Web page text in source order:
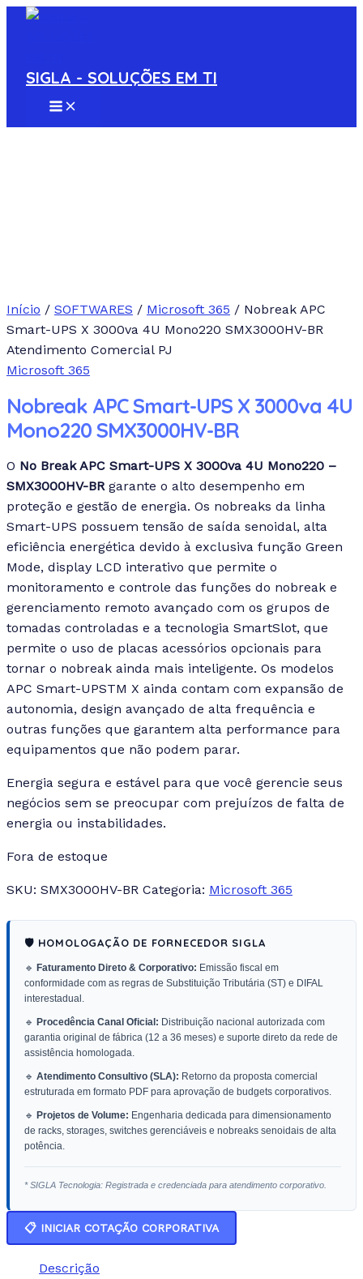
Ir
conteúdo
SIGLA - SOLUÇÕES EM TI
MAIN
Início / SOFTWARES / Microsoft 365 / Nobreak APC
Smart-UPS X 3000va 4U Mono220 SMX3000HV-BR
Atendimento Comercial PJ
Microsoft 365
Nobreak APC Smart-UPS X 3000va 4U
Mono220 SMX3000HV-BR
O No Break APC Smart-UPS X 3000va 4U Mono220 –
SMX3000HV-BR garante o alto desempenho em
proteção e gestão de energia. Os nobreaks da linha
Smart-UPS possuem tensão de saída senoidal, alta
eficiência energética devido à exclusiva função Green
Mode, display LCD interativo que permite o
monitoramento e controle das funções do nobreak e
gerenciamento remoto avançado com os grupos de
tomadas controladas e a tecnologia SmartSlot, que
permite o uso de placas acessórios opcionais para
tornar o nobreak ainda mais inteligente. Os modelos
APC Smart-UPSTM X ainda contam com expansão de
autonomia, design avançado de alta frequência e
outras funções que garantem alta performance para
equipamentos que não podem parar.
Energia segura e estável para que você gerencie seus
negócios sem se preocupar com prejuízos de falta de
energia ou instabilidades.
Fora de estoque
SKU: SMX3000HV-BR Categoria: Microsoft 365
🛡️ HOMOLOGAÇÃO DE FORNECEDOR SIGLA
🔹 Faturamento Direto & Corporativo: Emissão fiscal em
conformidade com as regras de Substituição Tributária (ST) e DIFAL
interestadual.
🔹 Procedência Canal Oficial: Distribuição nacional autorizada com
garantia original de fábrica (12 a 36 meses) e suporte direto da rede de
assistência homologada.
🔹 Atendimento Consultivo (SLA): Retorno da proposta comercial
estruturada em formato PDF para aprovação de budgets corporativos.
🔹 Projetos de Volume: Engenharia dedicada para dimensionamento
de racks, storages, switches gerenciáveis e nobreaks senoidais de alta
potência.
* SIGLA Tecnologia: Registrada e credenciada para atendimento corporativo.
📋 INICIAR COTAÇÃO CORPORATIVA
Descrição